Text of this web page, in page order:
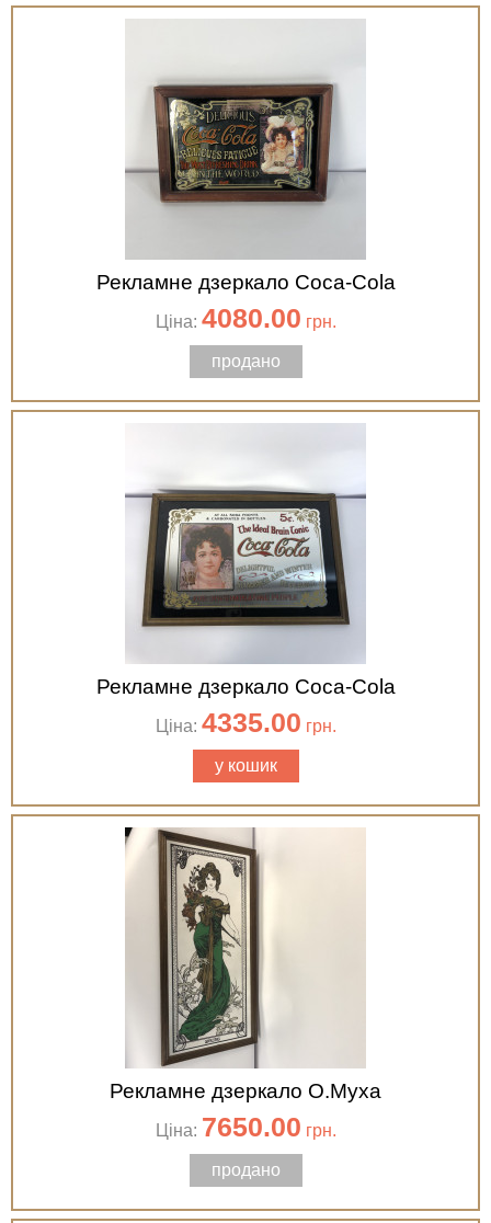
Рекламне дзеркало Coca-Cola
Ціна: 4080.00 грн.
продано
Рекламне дзеркало Coca-Cola
Ціна: 4335.00 грн.
у кошик
Рекламне дзеркало О.Муха
Ціна: 7650.00 грн.
продано